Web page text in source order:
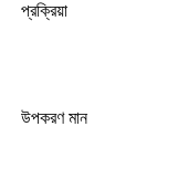
প্রক্রিয়া
উপকরণ মান